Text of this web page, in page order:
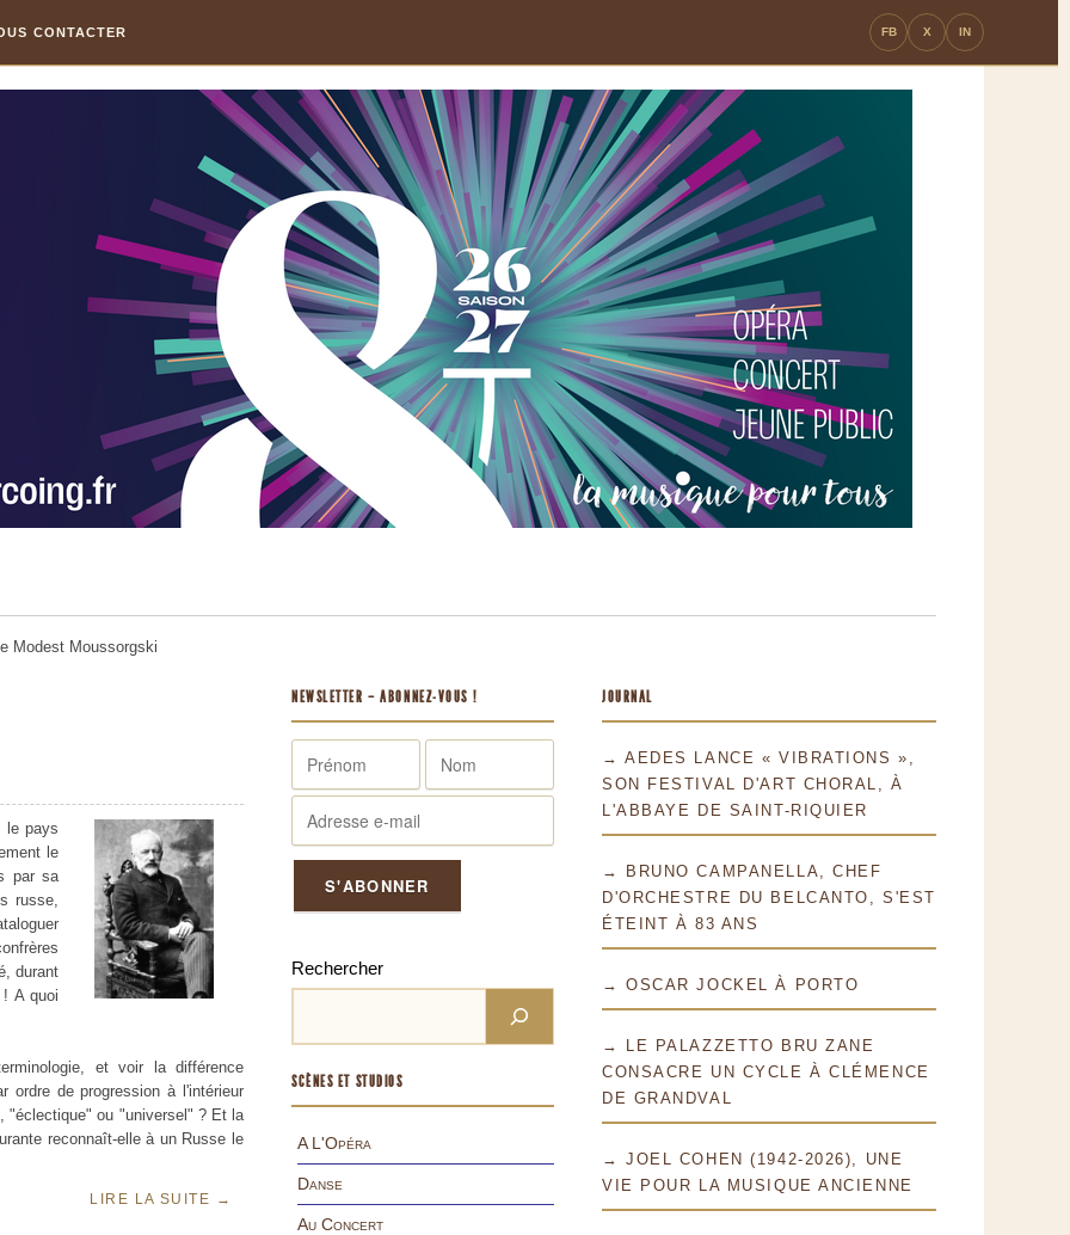
CONTACTER FB X IN
Modest Moussorgski
le pays
le
par sa
russe,
durant
A quoi
et voir la différence
ordre de progression à l'intérieur
"éclectique" ou "universel" ? Et la
reconnaît-elle à un Russe le
LIRE LA SUITE →
NEWSLETTER – ABONNEZ-VOUS !
Rechercher
SCÈNES ET STUDIOS
A L'Opéra
Danse
Au Concert
JOURNAL
→ AEDES LANCE « VIBRATIONS »,
SON FESTIVAL D'ART CHORAL, À
L'ABBAYE DE SAINT-RIQUIER
→ BRUNO CAMPANELLA, CHEF
D'ORCHESTRE DU BELCANTO, S'EST
ÉTEINT À 83 ANS
→ OSCAR JOCKEL À PORTO
→ LE PALAZZETTO BRU ZANE
CONSACRE UN CYCLE À CLÉMENCE
DE GRANDVAL
→ JOEL COHEN (1942-2026), UNE
VIE POUR LA MUSIQUE ANCIENNE